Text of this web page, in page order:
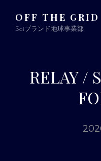
OFF THE GRID
Saiブランド地球事業部
RELAY /